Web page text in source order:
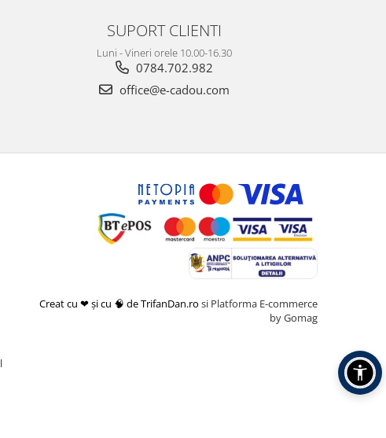
SUPORT CLIENTI
Luni - Vineri orele 10.00-16.30
0784.702.982
office@e-cadou.com
Creat cu ❤ și cu 🧠 de TrifanDan.ro si Platforma E-commerce
by Gomag